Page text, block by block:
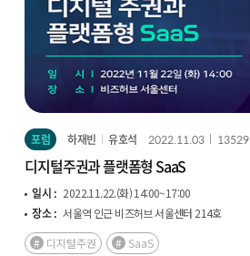
포럼 하재빈 유호석 2022.11.03 13529
디지털주권과 플랫폼형 SaaS
일시 : 2022.11.22.(화) 14:00~17:00
장소 : 서울역 인근 비즈허브 서울센터 214호
디지털주권
SaaS